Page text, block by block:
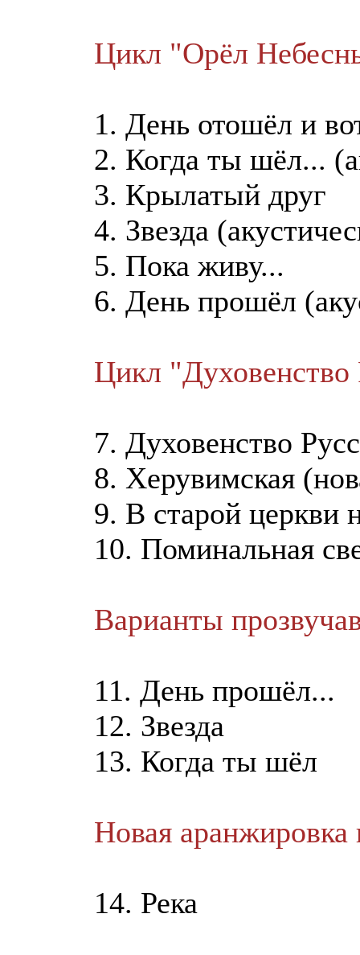
Цикл "Орёл
1. День отошёл и
2. Когда ты шёл...
3. Крылатый друг
4. Звезда
5. Пока живу...
6. День прошёл
Цикл "Духовенство
7. Духовенство
8. Херувимская
9. В старой церкви
10. Поминальная
Варианты
11. День прошёл...
12. Звезда
13. Когда ты шёл
Новая аранжировка
14. Река